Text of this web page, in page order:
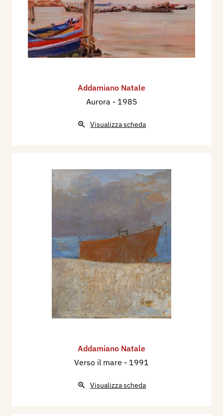
Addamiano Natale
Aurora - 1985
Visualizza scheda
Addamiano Natale
Verso il mare - 1991
Visualizza scheda